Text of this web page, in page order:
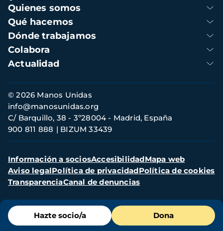
Menú
de
Hazte socio/a Dona
Navegación
principal
Quienes somos
Qué hacemos
Dónde trabajamos
Colabora
Actualidad
Información
de
contacto
© 2026 Manos Unidas
C/ Barquillo, 38 - 3º28004 - Madrid, España
900 811 888
BIZUM 33439
info@manosunidas.org
Menú
secundario
Información a sociosAccesibilidadMapa web
Aviso legalPolítica de privacidadPolítica de cookies
TransparenciaCanal de denuncias